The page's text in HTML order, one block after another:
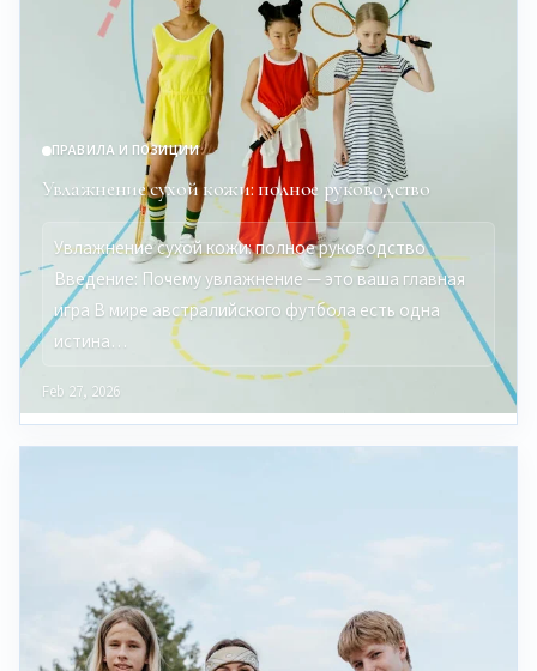
ПРАВИЛА И ПОЗИЦИИ
Увлажнение сухой кожи: полное руководство
Увлажнение сухой кожи: полное руководство
Введение: Почему увлажнение — это ваша главная
игра В мире австралийского футбола есть одна
истина…
Feb 27, 2026